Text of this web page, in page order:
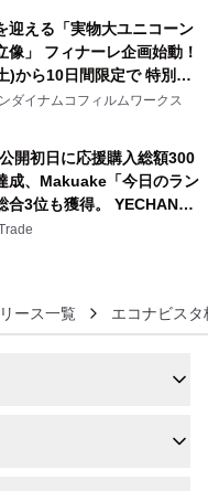
迎える「実物大ユニコーン
像」 フィナーレ企画始動！
)から10日間限定で 特別映
GUNDAM Statue ―
―』を上映！
ダイナムコフィルムワークス
開初日に応援購入総額300
成、Makuake「今日のラン
合3位も獲得。 YECHAN音
グボウル第2弾の大型サイ
・3XL）を先行販売中
ース一覧 エコナビスタ